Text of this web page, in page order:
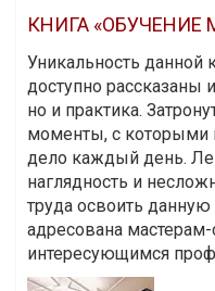
КНИГА «ОБУЧЕНИЕ
Уникальность данной
доступно рассказаны
но и практика.
моменты, с которыми
дело каждый день.
наглядность и
труда освоить
адресована
интересующимся